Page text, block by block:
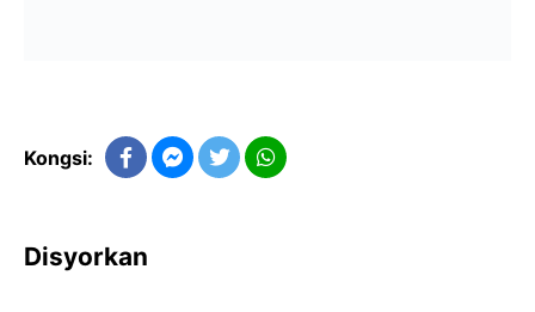
Kongsi:
Disyorkan